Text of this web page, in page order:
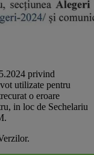
privind
utilizate pentru
o eroare
in loc de Sechelariu